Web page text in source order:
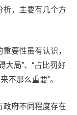
析，主要有几个方
要性虽有认识，
大局”、“占比罚好
不那么重要”。
政府不同程度存在